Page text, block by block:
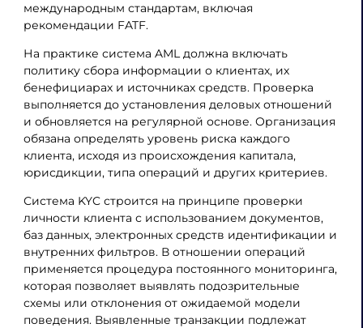
международным стандартам, включая
рекомендации FATF.
На практике система AML должна включать
политику сбора информации о клиентах, их
бенефициарах и источниках средств. Проверка
выполняется до установления деловых отношений
и обновляется на регулярной основе. Организация
обязана определять уровень риска каждого
клиента, исходя из происхождения капитала,
юрисдикции, типа операций и других критериев.
Система KYC строится на принципе проверки
личности клиента с использованием документов,
баз данных, электронных средств идентификации и
внутренних фильтров. В отношении операций
применяется процедура постоянного мониторинга,
которая позволяет выявлять подозрительные
схемы или отклонения от ожидаемой модели
поведения. Выявленные транзакции подлежат